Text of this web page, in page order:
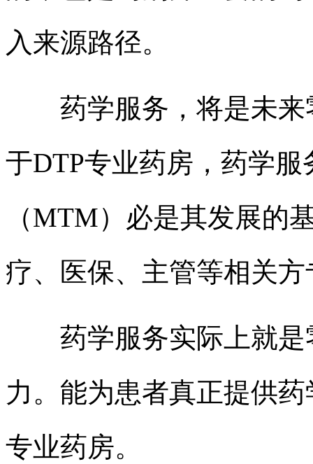
入来源路径。
药学服务，将是未来
于DTP专业药房，药学
（MTM）必是其发展的
疗、医保、主管等相关
药学服务实际上就是
力。能为患者真正提供
专业药房。